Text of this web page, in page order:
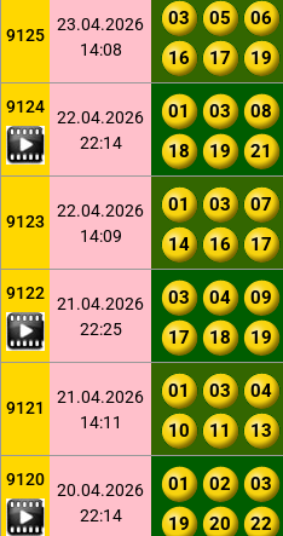
9125
23.04.2026
14:08
03 05 06
16
17 19
9124
22.04.2026
22:14
01 03 08
18
19 21
9123
22.04.2026
14:09
01 03 07
14
16 17
9122
21.04.2026
22:25
03 04 09
17
18 19
9121
21.04.2026
14:11
01 03 04
10
11 13
9120
20.04.2026
22:14
01 02 03
19
20 22